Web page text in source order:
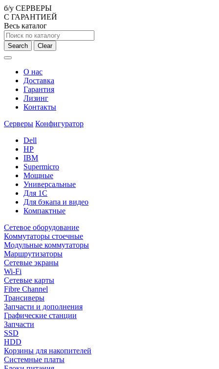
б/у СЕРВЕРЫ
С ГАРАНТИЕЙ
Весь каталог
Search Clear
О нас
Доставка
Гарантия
Лизинг
Контакты
Серверы Конфигуратор
Dell
HP
IBM
Supermicro
Мощные
Универсальные
Для 1С
Для бэкапа и видео
Компактные
Сетевое оборудование
Коммутаторы стоечные
Модульные коммутаторы
Маршрутизаторы
Сетевые экраны
Wi-Fi
Сетевые карты
Fibre Channel
Трансиверы
Запчасти и дополнения
Графические станции
Запчасти
SSD
HDD
Корзины для накопителей
Системные платы